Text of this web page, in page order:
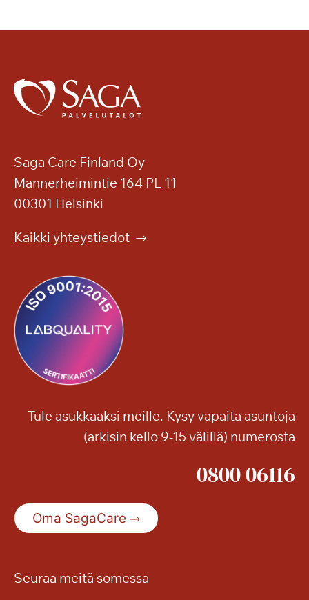
Saga Care Finland Oy
Mannerheimintie 164 PL 11
00301 Helsinki
Kaikki yhteystiedot
Tule asukkaaksi meille. Kysy vapaita asuntoja
(arkisin kello 9-15 välillä) numerosta
0800 06116
Oma SagaCare
Seuraa meitä somessa